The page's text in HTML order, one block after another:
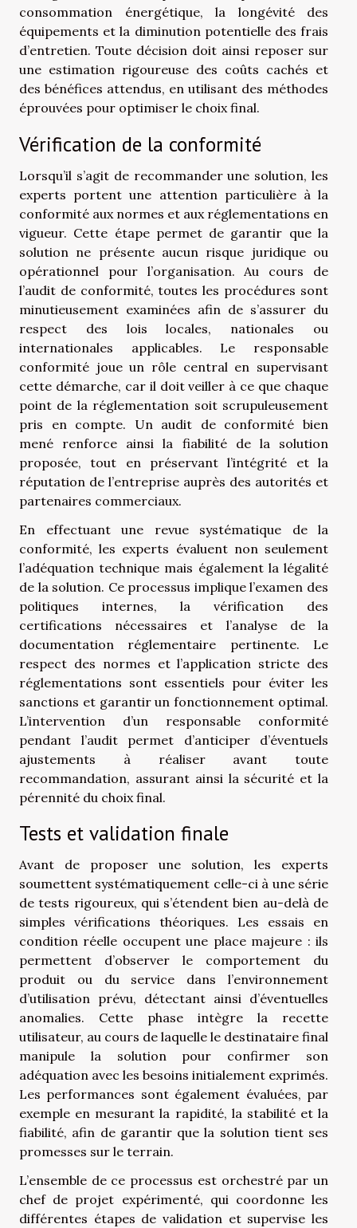
consommation énergétique, la longévité des
équipements et la diminution potentielle des frais
d’entretien. Toute décision doit ainsi reposer sur
une estimation rigoureuse des coûts cachés et
des bénéfices attendus, en utilisant des méthodes
éprouvées pour optimiser le choix final.
Vérification de la conformité
Lorsqu’il s’agit de recommander une solution, les
experts portent une attention particulière à la
conformité aux normes et aux réglementations en
vigueur. Cette étape permet de garantir que la
solution ne présente aucun risque juridique ou
opérationnel pour l’organisation. Au cours de
l’audit de conformité, toutes les procédures sont
minutieusement examinées afin de s’assurer du
respect des lois locales, nationales ou
internationales applicables. Le responsable
conformité joue un rôle central en supervisant
cette démarche, car il doit veiller à ce que chaque
point de la réglementation soit scrupuleusement
pris en compte. Un audit de conformité bien
mené renforce ainsi la fiabilité de la solution
proposée, tout en préservant l’intégrité et la
réputation de l’entreprise auprès des autorités et
partenaires commerciaux.
En effectuant une revue systématique de la
conformité, les experts évaluent non seulement
l’adéquation technique mais également la légalité
de la solution. Ce processus implique l’examen des
politiques internes, la vérification des
certifications nécessaires et l’analyse de la
documentation réglementaire pertinente. Le
respect des normes et l’application stricte des
réglementations sont essentiels pour éviter les
sanctions et garantir un fonctionnement optimal.
L’intervention d’un responsable conformité
pendant l’audit permet d’anticiper d’éventuels
ajustements à réaliser avant toute
recommandation, assurant ainsi la sécurité et la
pérennité du choix final.
Tests et validation finale
Avant de proposer une solution, les experts
soumettent systématiquement celle-ci à une série
de tests rigoureux, qui s’étendent bien au-delà de
simples vérifications théoriques. Les essais en
condition réelle occupent une place majeure : ils
permettent d’observer le comportement du
produit ou du service dans l’environnement
d’utilisation prévu, détectant ainsi d’éventuelles
anomalies. Cette phase intègre la recette
utilisateur, au cours de laquelle le destinataire final
manipule la solution pour confirmer son
adéquation avec les besoins initialement exprimés.
Les performances sont également évaluées, par
exemple en mesurant la rapidité, la stabilité et la
fiabilité, afin de garantir que la solution tient ses
promesses sur le terrain.
L’ensemble de ce processus est orchestré par un
chef de projet expérimenté, qui coordonne les
différentes étapes de validation et supervise les